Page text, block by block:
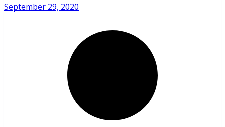
September 29, 2020